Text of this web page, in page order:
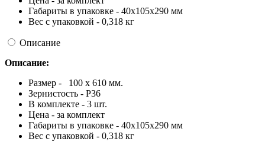
Габариты в упаковке - 40x105x290 мм
Вес с упаковкой - 0,318 кг
Описание
Описание:
Размер - 100 x 610 мм.
Зернистость - Р36
В комплекте - 3 шт.
Цена - за комплект
Габариты в упаковке - 40x105x290 мм
Вес с упаковкой - 0,318 кг